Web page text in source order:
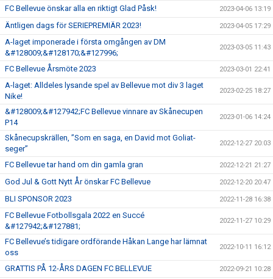
FC Bellevue önskar alla en riktigt Glad Påsk! 2023-04-06 13:19
Äntligen dags för SERIEPREMIÄR 2023! 2023-04-05 17:29
A-laget imponerade i första omgången av DM
&#128009;&#128170;&#127996;
2023-03-05 11:43
FC Bellevue Årsmöte 2023 2023-03-01 22:41
A-laget: Alldeles lysande spel av Bellevue mot div 3 laget
Nike!
2023-02-25 18:27
&#128009;&#127942;FC Bellevue vinnare av Skånecupen
P14
2023-01-06 14:24
Skånecupskrällen, ”Som en saga, en David mot Goliat-
seger”
2022-12-27 20:03
FC Bellevue tar hand om din gamla gran 2022-12-21 21:27
God Jul & Gott Nytt År önskar FC Bellevue 2022-12-20 20:47
BLI SPONSOR 2023 2022-11-28 16:38
FC Bellevue Fotbollsgala 2022 en Succé
&#127942;&#127881;
2022-11-27 10:29
FC Bellevue’s tidigare ordförande Håkan Lange har lämnat
oss
2022-10-11 16:12
GRATTIS PÅ 12-ÅRS DAGEN FC BELLEVUE 2022-09-21 10:28